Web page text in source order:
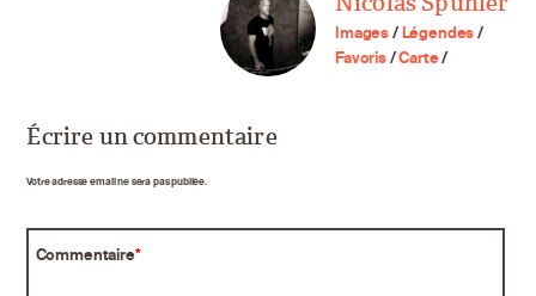
Images/Légendes/
Favoris/Carte/
Écrire un commentaire
Votre adresse email ne sera pas publiée.
Commentaire*